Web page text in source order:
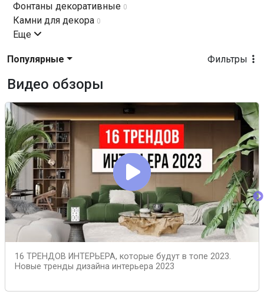
Фонтаны декоративные 0
Камни для декора 0
Еще
Фильтры
Популярные
Видео обзоры
16 ТРЕНДОВ ИНТЕРЬЕРА, которые будут в топе 2023.
Новые тренды дизайна интерьера 2023